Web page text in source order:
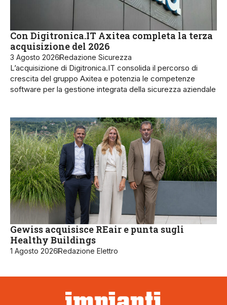
Con Digitronica.IT Axitea completa la terza
acquisizione del 2026
3 Agosto 2026 Redazione Sicurezza
L’acquisizione di Digitronica.IT consolida il percorso di
crescita del gruppo Axitea e potenzia le competenze
software per la gestione integrata della sicurezza aziendale
Gewiss acquisisce REair e punta sugli
Healthy Buildings
1 Agosto 2026Redazione Elettro